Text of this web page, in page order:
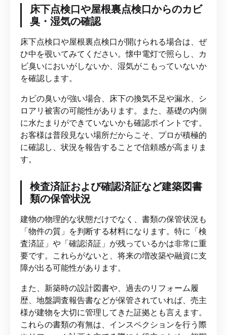
床下点検口や屋根裏点検口からのカビ
臭・湿気の確認
床下点検口や屋根裏点検口が開けられる場合は、ぜ
ひ中を覗いてみてください。懐中電灯で照らし、カ
ビ臭いにおいがしないか、湿気がこもっていないか
を確認します。
カビの臭いが強い場合、床下の換気不足や漏水、シ
ロアリ被害の可能性があります。また、基礎の内側
に水たまりができていないかも確認ポイントです。
お客様は普段見ない場所だからこそ、プロが積極的
に確認し、状況を報告することで信頼感が高まりま
す。
検査済証および確認済証など建築図書
類の保管状況
建物の物理的な状態だけでなく、書類の保管状況も
「物件の質」を判断する材料になります。特に「検
査済証」や「確認済証」が残っているかは非常に重
要です。これらがないと、将来の増改築や融資に支
障が出る可能性があります。
また、新築時の設計図書や、過去のリフォーム履
歴、地盤調査報告書などが保管されていれば、売主
様が建物を大切に管理してきた証拠とも言えます。
これらの書類の有無は、インスペクションを行う際